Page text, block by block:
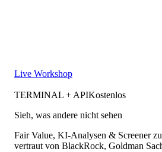
Live Workshop
TERMINAL + APIKostenlos
Sieh, was andere nicht sehen
Fair Value, KI-Analysen & Screener
vertraut von BlackRock, Goldman